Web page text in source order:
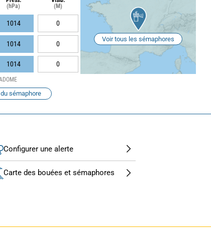
(hPa)
(M)
1014 0
1014 0
1014 0
Voir tous les sémaphores
sémaphore
Configurer une alerte
Carte des bouées et sémaphores